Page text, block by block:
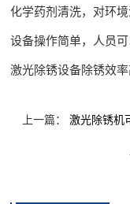
化学药剂清洗，对环
设备操作简单，人员
激光除锈设备除锈效
上一篇： 激光除锈机